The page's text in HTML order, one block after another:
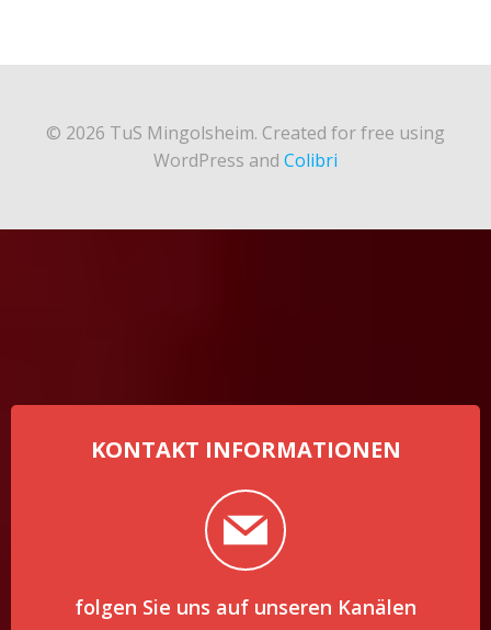
© 2026 TuS Mingolsheim. Created for free using
WordPress and Colibri
KONTAKT INFORMATIONEN
folgen Sie uns auf unseren Kanälen